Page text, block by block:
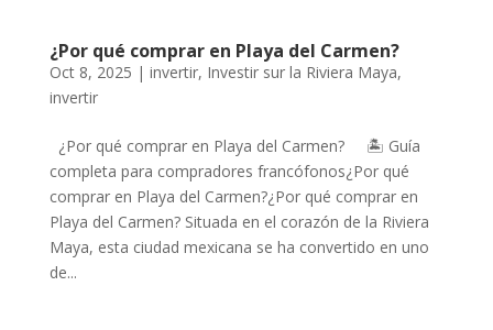
¿Por qué comprar en Playa del Carmen?
Oct 8, 2025 | invertir, Investir sur la Riviera Maya,
invertir
¿Por qué comprar en Playa del Carmen? 🏝️ Guía
completa para compradores francófonos¿Por qué
comprar en Playa del Carmen?¿Por qué comprar en
Playa del Carmen? Situada en el corazón de la Riviera
Maya, esta ciudad mexicana se ha convertido en uno
de...